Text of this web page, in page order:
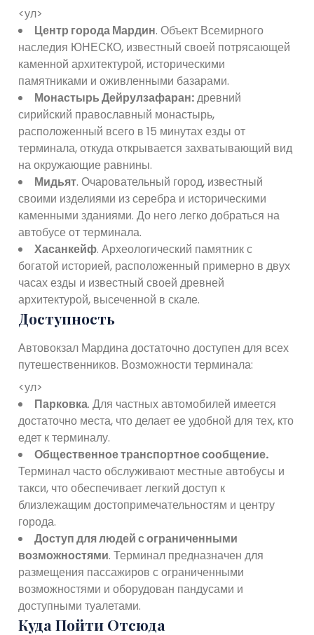
<ул>
Центр города Мардин. Объект Всемирного
наследия ЮНЕСКО, известный своей потрясающей
каменной архитектурой, историческими
памятниками и оживленными базарами.
Монастырь Дейрулзафаран:древний
сирийский православный монастырь,
расположенный всего в 15 минутах езды от
терминала, откуда открывается захватывающий вид
на окружающие равнины.
Мидьят. Очаровательный город, известный
своими изделиями из серебра и историческими
каменными зданиями. До него легко добраться на
автобусе от терминала.
Хасанкейф. Археологический памятник с
богатой историей, расположенный примерно в двух
часах езды и известный своей древней
архитектурой, высеченной в скале.
Доступность
Автовокзал Мардина достаточно доступен для всех
путешественников. Возможности терминала:
<ул>
Парковка. Для частных автомобилей имеется
достаточно места, что делает ее удобной для тех, кто
едет к терминалу.
Общественное транспортное сообщение.
Терминал часто обслуживают местные автобусы и
такси, что обеспечивает легкий доступ к
близлежащим достопримечательностям и центру
города.
Доступ для людей с ограниченными
возможностями. Терминал предназначен для
размещения пассажиров с ограниченными
возможностями и оборудован пандусами и
доступными туалетами.
Куда Пойти Отсюда